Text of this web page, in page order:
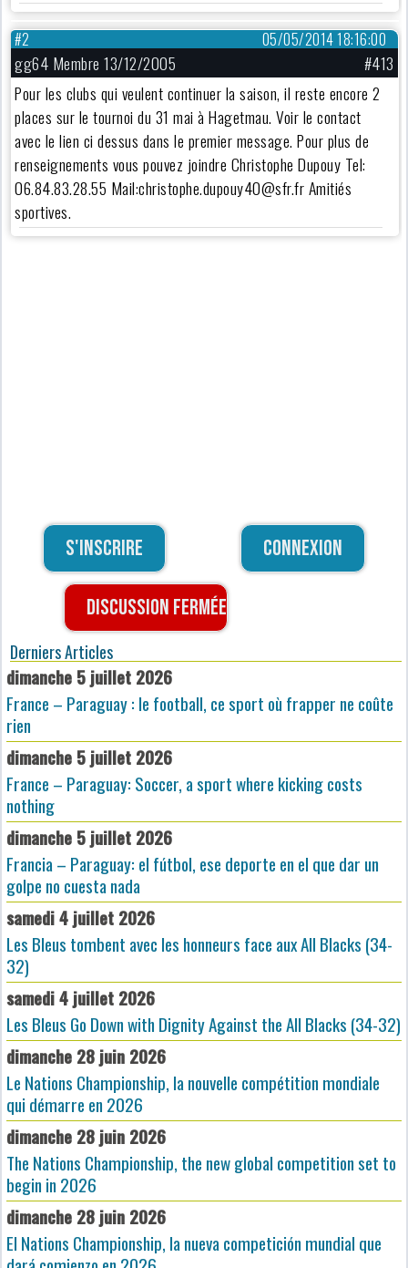
05/05/2014 18:16:00
#2
gg64 Membre 13/12/2005
#413
Pour les clubs qui veulent continuer la saison, il reste encore 2
places sur le tournoi du 31 mai à Hagetmau. Voir le contact
avec le lien ci dessus dans le premier message. Pour plus de
renseignements vous pouvez joindre Christophe Dupouy Tel:
06.84.83.28.55 Mail:christophe.dupouy40@sfr.fr Amitiés
sportives.
S'inscrire Connexion
Discussion fermée
Derniers Articles
dimanche 5 juillet 2026
France – Paraguay : le football, ce sport où frapper ne coûte
rien
dimanche 5 juillet 2026
France – Paraguay: Soccer, a sport where kicking costs
nothing
dimanche 5 juillet 2026
Francia – Paraguay: el fútbol, ese deporte en el que dar un
golpe no cuesta nada
samedi 4 juillet 2026
Les Bleus tombent avec les honneurs face aux All Blacks (34-
32)
samedi 4 juillet 2026
Les Bleus Go Down with Dignity Against the All Blacks (34-32)
dimanche 28 juin 2026
Le Nations Championship, la nouvelle compétition mondiale
qui démarre en 2026
dimanche 28 juin 2026
The Nations Championship, the new global competition set to
begin in 2026
dimanche 28 juin 2026
El Nations Championship, la nueva competición mundial que